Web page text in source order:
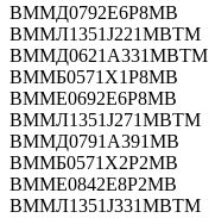
ВММД0792Е6Р8МВ
ВММЛ1351Ј221МВТМ
ВММД0621А331МВТМ
ВММБ0571Х1Р8МВ
ВММЕ0692Е6Р8МВ
ВММЛ1351Ј271МВТМ
ВММД0791А391МВ
ВММБ0571Х2Р2МВ
ВММЕ0842Е8Р2МВ
ВММЛ1351Ј331МВТМ